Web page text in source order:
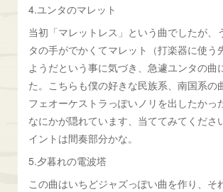
4.ユンタのマレット
当初「マレットレス」という曲でしたが、
タの手がでかくてマレット（打楽器に使う
ようだという事に気づき、急遽ユンタの曲
た。こちらも僕の好きな民族系、南国系の
フェオーケストラっぽいノリを出したかっ
なにかが隠れています、当ててみてくださ
イントは間奏部分かな。
5.夕暮れの電波塔
この曲はいちどジャズっぽい曲を作り、そ